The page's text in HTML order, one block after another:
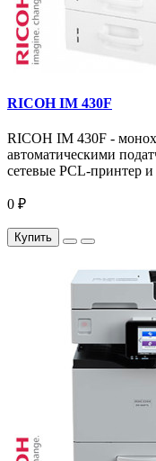
RICOH IM 430F
RICOH IM 430F -
автоматическими
сетевые PCL-принтер и
0 ₽
Купить